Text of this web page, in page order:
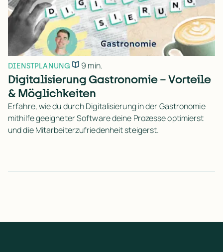
DIENSTPLANUNG 9 min.
Digitalisierung Gastronomie – Vorteile
& Möglichkeiten
Erfahre, wie du durch Digitalisierung in der Gastronomie
mithilfe geeigneter Software deine Prozesse optimierst
und die Mitarbeiterzufriedenheit steigerst.